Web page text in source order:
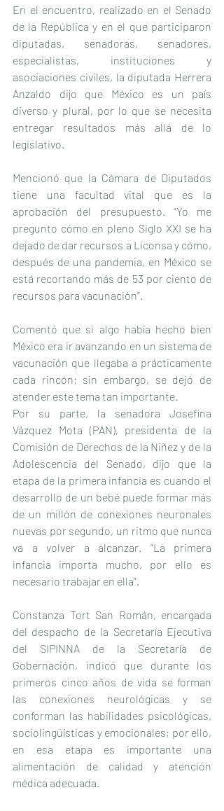
En el encuentro, realizado en el Senado
de la República y en el que participaron
diputadas, senadoras, senadores,
especialistas, instituciones y
asociaciones civiles, la diputada Herrera
Anzaldo dijo que México es un país
diverso y plural, por lo que se necesita
entregar resultados más allá de lo
legislativo.
Mencionó que la Cámara de Diputados
tiene una facultad vital que es la
aprobación del presupuesto. “Yo me
pregunto cómo en pleno Siglo XXI se ha
dejado de dar recursos a Liconsa y cómo,
después de una pandemia, en México se
está recortando más de 53 por ciento de
recursos para vacunación”.
Comentó que si algo había hecho bien
México era ir avanzando en un sistema de
vacunación que llegaba a prácticamente
cada rincón; sin embargo, se dejó de
atender este tema tan importante.
Por su parte, la senadora Josefina
Vázquez Mota (PAN), presidenta de la
Comisión de Derechos de la Niñez y de la
Adolescencia del Senado, dijo que la
etapa de la primera infancia es cuando el
desarrollo de un bebé puede formar más
de un millón de conexiones neuronales
nuevas por segundo, un ritmo que nunca
va a volver a alcanzar. “La primera
infancia importa mucho, por ello es
necesario trabajar en ella”.
Constanza Tort San Román, encargada
del despacho de la Secretaría Ejecutiva
del SIPINNA de la Secretaría de
Gobernación, indicó que durante los
primeros cinco años de vida se forman
las conexiones neurológicas y se
conforman las habilidades psicológicas,
sociolingüísticas y emocionales; por ello,
en esa etapa es importante una
alimentación de calidad y atención
médica adecuada.